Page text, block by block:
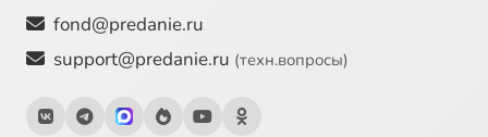
fond@predanie.ru
support@predanie.ru (техн.вопросы)